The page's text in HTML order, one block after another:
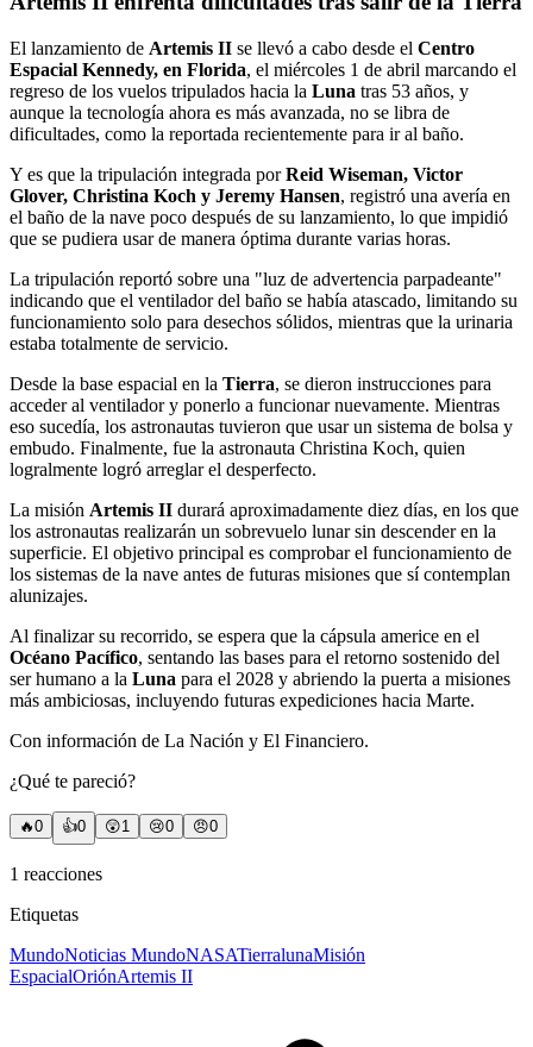
El lanzamiento de Artemis II se llevó a cabo desde el Centro
Espacial Kennedy, en Florida, el miércoles 1 de abril marcando el
regreso de los vuelos tripulados hacia la Luna tras 53 años, y
aunque la tecnología ahora es más avanzada, no se libra de
dificultades, como la reportada recientemente para ir al baño.
Y es que la tripulación integrada porReid Wiseman, Victor
Glover, Christina Koch y Jeremy Hansen, registró una avería en
el baño de la nave poco después de su lanzamiento, lo que impidió
que se pudiera usar de manera óptima durante varias horas.
La tripulación reportó sobre una "luz de advertencia parpadeante"
indicando que el ventilador del baño se había atascado, limitando su
funcionamiento solo para desechos sólidos, mientras que la urinaria
estaba totalmente de servicio.
Desde la base espacial en la Tierra, se dieron instrucciones para
acceder al ventilador y ponerlo a funcionar nuevamente. Mientras
eso sucedía, los astronautas tuvieron que usar un sistema de bolsa y
embudo. Finalmente, fue la astronauta Christina Koch, quien
logralmente logró arreglar el desperfecto.
La misión Artemis II durará aproximadamente diez días, en los que
los astronautas realizarán un sobrevuelo lunar sin descender en la
superficie. El objetivo principal es comprobar el funcionamiento de
los sistemas de la nave antes de futuras misiones que sí contemplan
alunizajes.
Al finalizar su recorrido, se espera que la cápsula americe en el
Océano Pacífico, sentando las bases para el retorno sostenido del
ser humano a la Luna para el 2028 y abriendo la puerta a misiones
más ambiciosas, incluyendo futuras expediciones hacia Marte.
Con información de La Nación y El Financiero.
¿Qué te pareció?
🔥0 👍0 😲1 😢0 😠0
1 reacciones
Etiquetas
MundoNoticias MundoNASATierralunaMisión
EspacialOriónArtemis II